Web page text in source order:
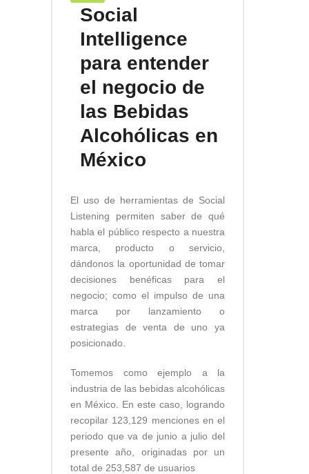
Social
Intelligence
para entender
el negocio de
las Bebidas
Alcohólicas en
México
El uso de herramientas de Social
Listening permiten saber de qué
habla el público respecto a nuestra
marca, producto o servicio,
dándonos la oportunidad de tomar
decisiones benéficas para el
negocio; como el impulso de una
marca por lanzamiento o
estrategias de venta de uno ya
posicionado.
Tomemos como ejemplo a la
industria de las bebidas alcohólicas
en México. En este caso, logrando
recopilar 123,129 menciones en el
periodo que va de junio a julio del
presente año, originadas por un
total de 253,587 de usuarios